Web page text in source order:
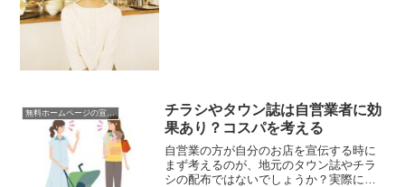
チラシやタウン誌は自営業者に効
果あり？コスパを考える
自営業の方が自分のお店を宣伝する時に
まず考えるのが、地元のタウン誌やチラ
シの配布ではないでしょうか？実際に私